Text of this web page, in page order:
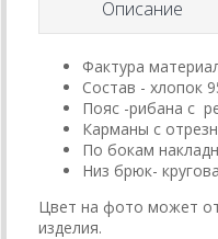
Описание
Фактура
Состав - хлопок
Пояс -рибана с
Карманы с
По бокам
Низ брюк-
Цвет на фото может
изделия.